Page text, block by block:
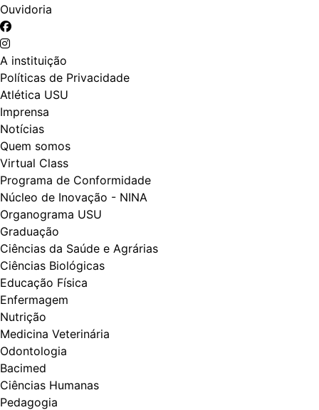
Ouvidoria
A instituição
Políticas de Privacidade
Atlética USU
Imprensa
Notícias
Quem somos
Virtual Class
Programa de Conformidade
Núcleo de Inovação - NINA
Organograma USU
Graduação
Ciências da Saúde e Agrárias
Ciências Biológicas
Educação Física
Enfermagem
Nutrição
Medicina Veterinária
Odontologia
Bacimed
Ciências Humanas
Pedagogia